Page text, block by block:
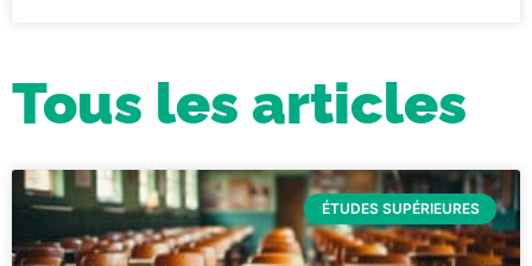
Tous les articles
ÉTUDES SUPÉRIEURES